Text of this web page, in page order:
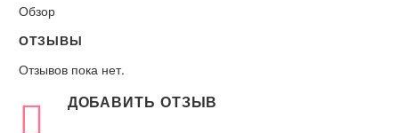
Обзор
ОТЗЫВЫ
Отзывов пока нет.
ДОБАВИТЬ ОТЗЫВ